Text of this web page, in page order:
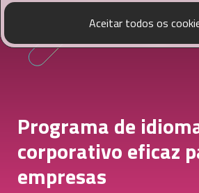
Aceitar todos os
Programa de
corporativo eficaz
empresas